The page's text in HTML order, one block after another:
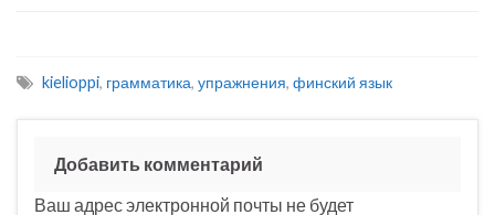
päätetty
olisi oltu
kielioppi, грамматика, упражнения, финский язык
Добавить комментарий
Ваш адрес электронной почты не будет